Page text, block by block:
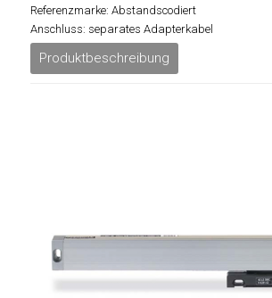
Referenzmarke: Abstandscodiert
Anschluss: separates Adapterkabel
Produktbeschreibung